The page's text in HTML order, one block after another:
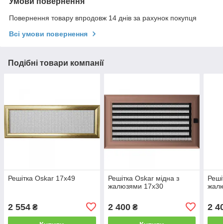
Повернення товару впродовж 14 днів за рахунок покупця
Всі умови повернення
Подібні товари компанії
Решітка Oskar 17x49
2 554 ₴
Решітка Oskar мідна з
жалюзями 17x30
2 400₴ 2